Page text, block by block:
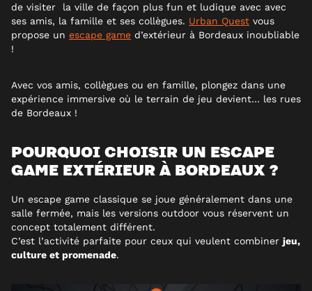
de visiter la ville de façon plus fun et ludique avec avec
ses amis, la famille et ses collègues. Urban Quest vous
propose un escape game d’extérieur à Bordeaux inoubliable
!
Avec vos amis, collègues ou en famille, plongez dans une
expérience immersive où le terrain de jeu devient… les rues
de Bordeaux !
POURQUOI CHOISIR UN ESCAPE
GAME EXTÉRIEUR À BORDEAUX ?
Un escape game classique se joue généralement dans une
salle fermée, mais les versions outdoor vous réservent un
concept totalement différent.
C’est l’activité parfaite pour ceux qui veulent combiner jeu,
culture et promenade.